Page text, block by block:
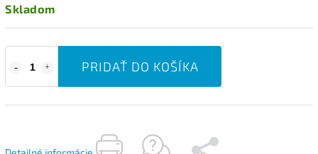
Skladom
PRIDAŤ DO KOŠÍKA